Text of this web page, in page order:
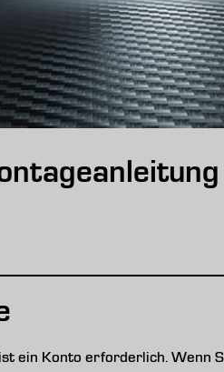
ein Konto erforderlich. Wenn